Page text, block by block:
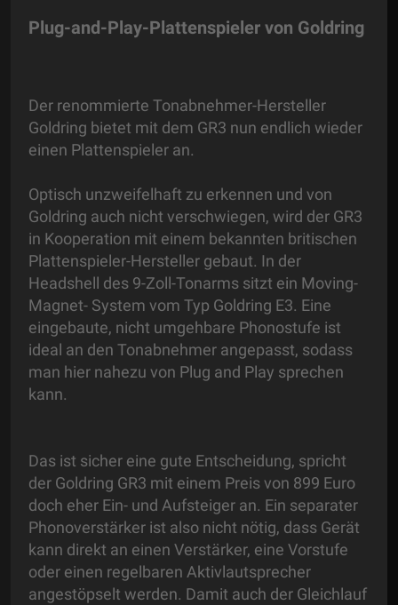
Plug-and-Play-Plattenspieler von Goldring
Der renommierte Tonabnehmer-Hersteller
Goldring bietet mit dem GR3 nun endlich wieder
einen Plattenspieler an.
Optisch unzweifelhaft zu erkennen und von
Goldring auch nicht verschwiegen, wird der GR3
in Kooperation mit einem bekannten britischen
Plattenspieler-Hersteller gebaut. In der
Headshell des 9-Zoll-Tonarms sitzt ein Moving-
Magnet- System vom Typ Goldring E3. Eine
eingebaute, nicht umgehbare Phonostufe ist
ideal an den Tonabnehmer angepasst, sodass
man hier nahezu von Plug and Play sprechen
kann.
Das ist sicher eine gute Entscheidung, spricht
der Goldring GR3 mit einem Preis von 899 Euro
doch eher Ein- und Aufsteiger an. Ein separater
Phonoverstärker ist also nicht nötig, dass Gerät
kann direkt an einen Verstärker, eine Vorstufe
oder einen regelbaren Aktivlautsprecher
angestöpselt werden. Damit auch der Gleichlauf